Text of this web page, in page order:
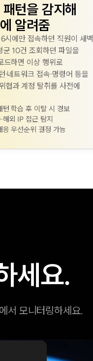
턴을 감지해
알려줌
시에만 접속하던 직원이 새벽
10건 조회하던 파일을
하면 이상 행위로
·네트워크 접속·명령어 등을
협과 계정 탈취를 사전에
턴 학습 후 이탈 시 경보
해외 IP 접근 탐지
응 우선순위 결정 가능
세요.
서 모니터링하세요.